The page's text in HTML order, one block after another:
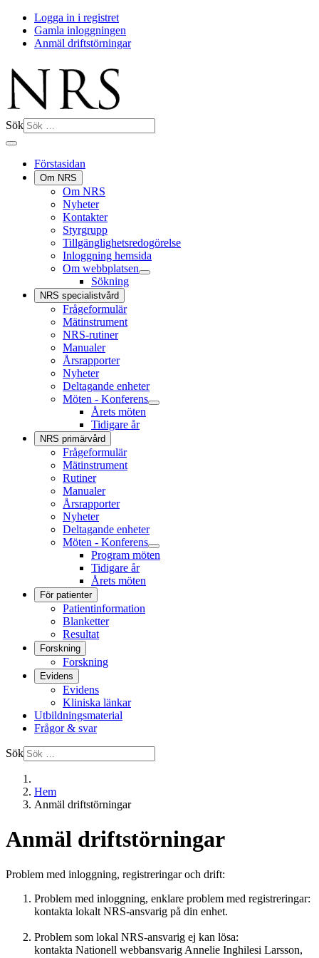
Logga in i registret
Gamla inloggningen
Anmäl driftstörningar
Sök
Förstasidan
Om NRS
Om NRS
Nyheter
Kontakter
Styrgrupp
Tillgänglighetsredogörelse
Inloggning hemsida
Om webbplatsen
Sökning
NRS specialistvård
Frågeformulär
Mätinstrument
NRS-rutiner
Manualer
Årsrapporter
Nyheter
Deltagande enheter
Möten - Konferens
Årets möten
Tidigare år
NRS primärvård
Frågeformulär
Mätinstrument
Rutiner
Manualer
Årsrapporter
Nyheter
Deltagande enheter
Möten - Konferens
Program möten
Tidigare år
Årets möten
För patienter
Patientinformation
Blanketter
Resultat
Forskning
Forskning
Evidens
Evidens
Kliniska länkar
Utbildningsmaterial
Frågor & svar
Sök
Hem
Anmäl driftstörningar
Anmäl driftstörningar
Problem med inloggning, registreringar och drift:
Problem med inloggning, enklare problem med registreringar:
kontakta lokalt NRS-ansvarig på din enhet.
Problem som lokal NRS-ansvarig ej kan lösa:
kontakta Nationell webbansvarig Annelie Inghilesi Larsson,